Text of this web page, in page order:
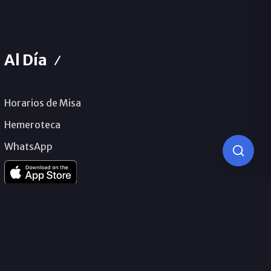
Al Día
Horarios de Misa
Hemeroteca
WhatsApp